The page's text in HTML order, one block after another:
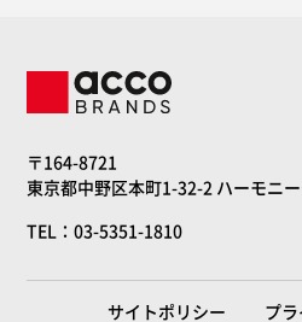
〒164-8721
東京都中野区本町1-32-2 ハーモニ
TEL：03-5351-1810
サイトポリシー プ